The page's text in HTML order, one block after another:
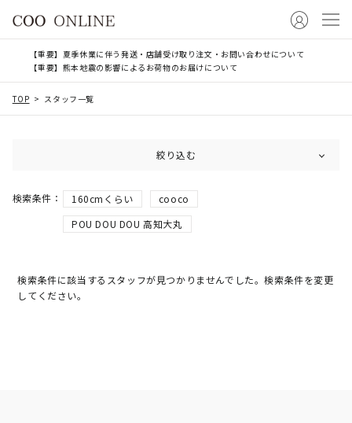
【重要】夏季休業に伴う発送・店舗受け取り注文・お問い合わせについて
【重要】熊本地震の影響によるお荷物のお届けについて
TOP スタッフ一覧
絞り込む
160cmくらい
cooco
POU DOU DOU 高知大丸
検索条件に該当するスタッフが見つかりませんでした。検索条件を変更
してください。